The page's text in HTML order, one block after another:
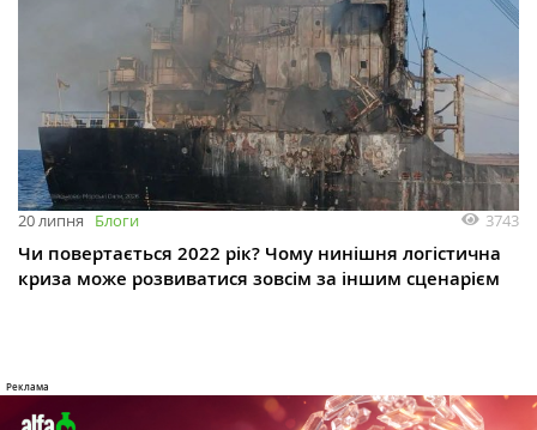
20 липня Блоги 3743
Чи повертається 2022 рік? Чому нинішня логістична
криза може розвиватися зовсім за іншим сценарієм